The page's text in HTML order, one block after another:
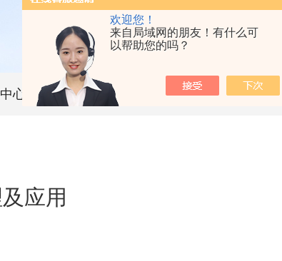
欢迎您！
来自局域网的朋友！有什么可
以帮助您的吗？
心 技术文章
应用